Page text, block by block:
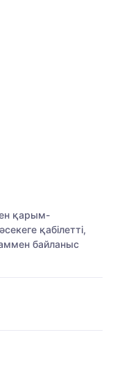
қарым-
қабілетті,
байланыс